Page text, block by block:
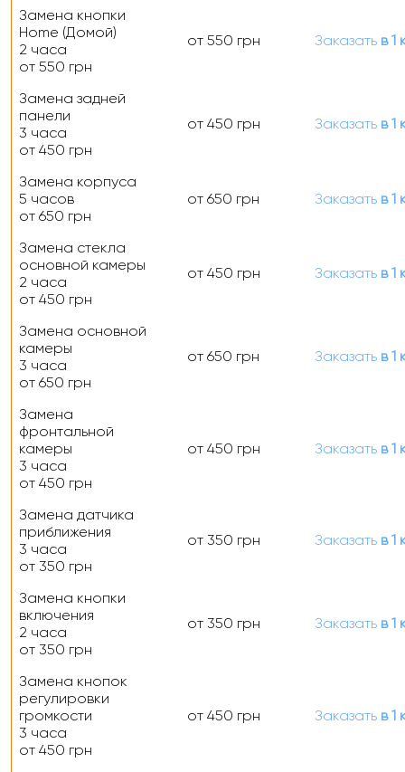
Замена кнопки
Home (Домой)
2 часа
от 550 грн
от 550 грн Заказатьв 1
Замена задней
панели
3 часа
от 450 грн
от 450 грн Заказатьв 1
Замена корпуса
5 часов
от 650 грн
от 650 грн Заказатьв 1
Замена стекла
основной камеры
2 часа
от 450 грн
от 450 грн Заказатьв 1
Замена основной
камеры
3 часа
от 650 грн
от 650 грн Заказатьв 1
Замена
фронтальной
камеры
3 часа
от 450 грн
от 450 грн Заказатьв 1
Замена датчика
приближения
3 часа
от 350 грн
от 350 грн Заказатьв 1
Замена кнопки
включения
2 часа
от 350 грн
от 350 грн Заказатьв 1
Замена кнопок
регулировки
громкости
3 часа
от 450 грн
от 450 грн Заказатьв 1